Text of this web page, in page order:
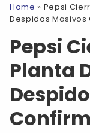
Home » Pepsi
Despidos
Pepsi
Planta